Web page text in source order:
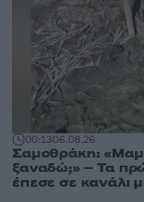
00:1306.08.26
Σαμοθράκη:
ξαναδώ;» – Τα
έπεσε σε κανάλι